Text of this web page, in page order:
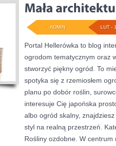
LUT -
ADMIN
Portal Hellerówka to blog
ogrodom tematycznym oraz
stworzyć piękny ogród. To
spotyka się z rzemiosłem
planu po dobór roślin,
interesuje Cię japońska
albo ogród skalny,
styl na realną przestrzeń.
Rośliny ozdobne. W